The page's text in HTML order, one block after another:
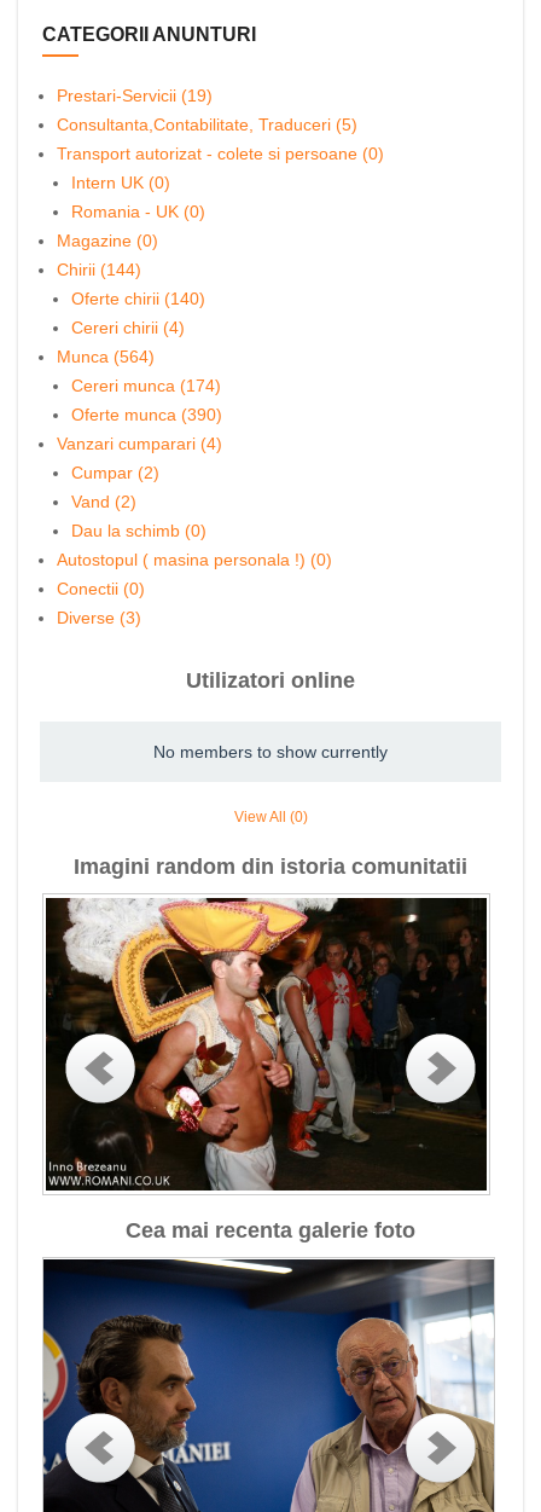
CATEGORII ANUNTURI
Prestari-Servicii (19)
Consultanta,Contabilitate, Traduceri (5)
Transport autorizat - colete si persoane (0)
Intern UK (0)
Romania - UK (0)
Magazine (0)
Chirii (144)
Oferte chirii (140)
Cereri chirii (4)
Munca (564)
Cereri munca (174)
Oferte munca (390)
Vanzari cumparari (4)
Cumpar (2)
Vand (2)
Dau la schimb (0)
Autostopul ( masina personala !) (0)
Conectii (0)
Diverse (3)
Utilizatori online
No members to show currently
View All (0)
Imagini random din istoria comunitatii
Cea mai recenta galerie foto